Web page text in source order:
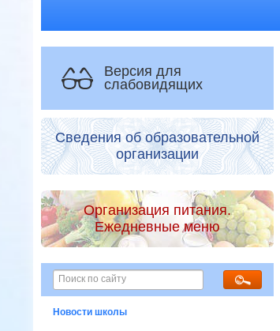
Версия для
слабовидящих
Сведения об образовательной
организации
Организация питания.
Ежедневные меню
Новости школы